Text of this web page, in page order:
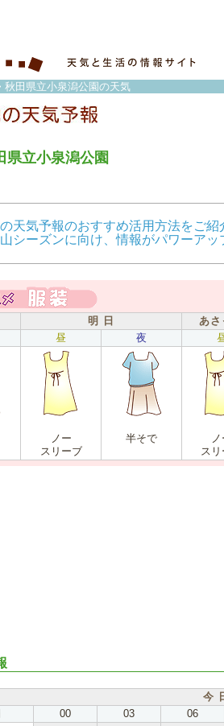
秋田県立小泉潟公園の天気
県立小泉潟公園
天気予報のおすすめ活用方法をご紹
シーズンに向け、情報がパワーアッ
明 日
あさ
昼 夜
ノー
スリーブ
半そで
ノ
ス
今
00 03 06